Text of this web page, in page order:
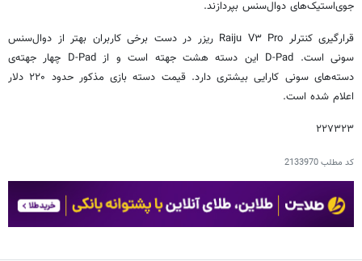
جوی‌استیک‌های دوال‌سنس بپردازند.
قرارگیری کنترلر Raiju V۳ Pro ریزر در دست برخی کاربران بهتر از دوال‌سنس
سونی است. D-Pad این دسته هشت جهته است و از D-Pad چهار جهته‌ی
دسته‌های سونی کارایی بیشتری دارد. قیمت دسته بازی مذکور حدود ۲۲۰ دلار
اعلام شده است.
۲۲۷۳۲۳
کد مطلب2133970